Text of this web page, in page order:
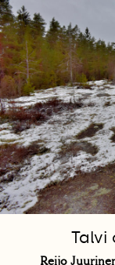
Talvi
Reijo